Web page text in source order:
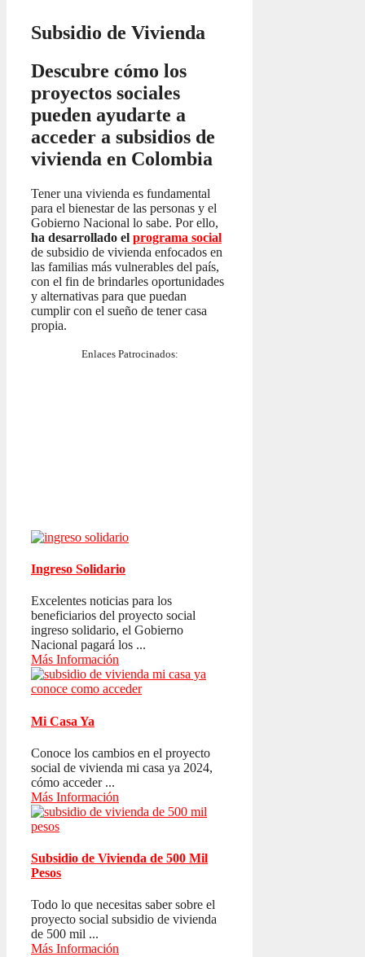
Subsidio de Vivienda
Descubre cómo los
proyectos sociales
pueden ayudarte a
acceder a subsidios de
vivienda en Colombia
Tener una vivienda es fundamental
para el bienestar de las personas y el
Gobierno Nacional lo sabe. Por ello,
ha desarrollado el programa social
de subsidio de vivienda enfocados en
las familias más vulnerables del país,
con el fin de brindarles oportunidades
y alternativas para que puedan
cumplir con el sueño de tener casa
propia.
Enlaces Patrocinados:
Ingreso Solidario
Excelentes noticias para los
beneficiarios del proyecto social
ingreso solidario, el Gobierno
Nacional pagará los ...
Más Información
Mi Casa Ya
Conoce los cambios en el proyecto
social de vivienda mi casa ya 2024,
cómo acceder ...
Más Información
Subsidio de Vivienda de 500 Mil
Pesos
Todo lo que necesitas saber sobre el
proyecto social subsidio de vivienda
de 500 mil ...
Más Información